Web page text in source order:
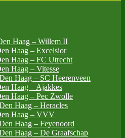
Haag – Willem II
Haag – Excelsior
Haag – FC Utrecht
Haag – Vitesse
Haag – SC Heerenveen
Haag – Ajakkes
Haag – Pec Zwolle
Haag – Heracles
Haag – VVV
Haag – Feyenoord
Haag – De Graafschap